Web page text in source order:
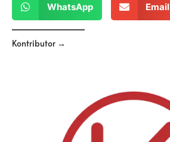
WhatsApp Email
Kontributor →